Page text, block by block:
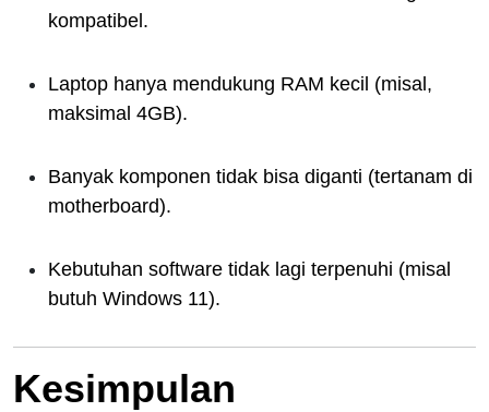
kompatibel.
Laptop hanya mendukung RAM kecil (misal,
maksimal 4GB).
Banyak komponen tidak bisa diganti (tertanam di
motherboard).
Kebutuhan software tidak lagi terpenuhi (misal
butuh Windows 11).
Kesimpulan